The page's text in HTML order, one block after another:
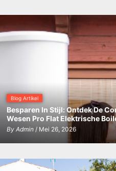
Blog Artikel
Besparen In Stijl: Ontdek De
Wesen Pro Flat Elektrische
By Admin/ Mei 26, 2026